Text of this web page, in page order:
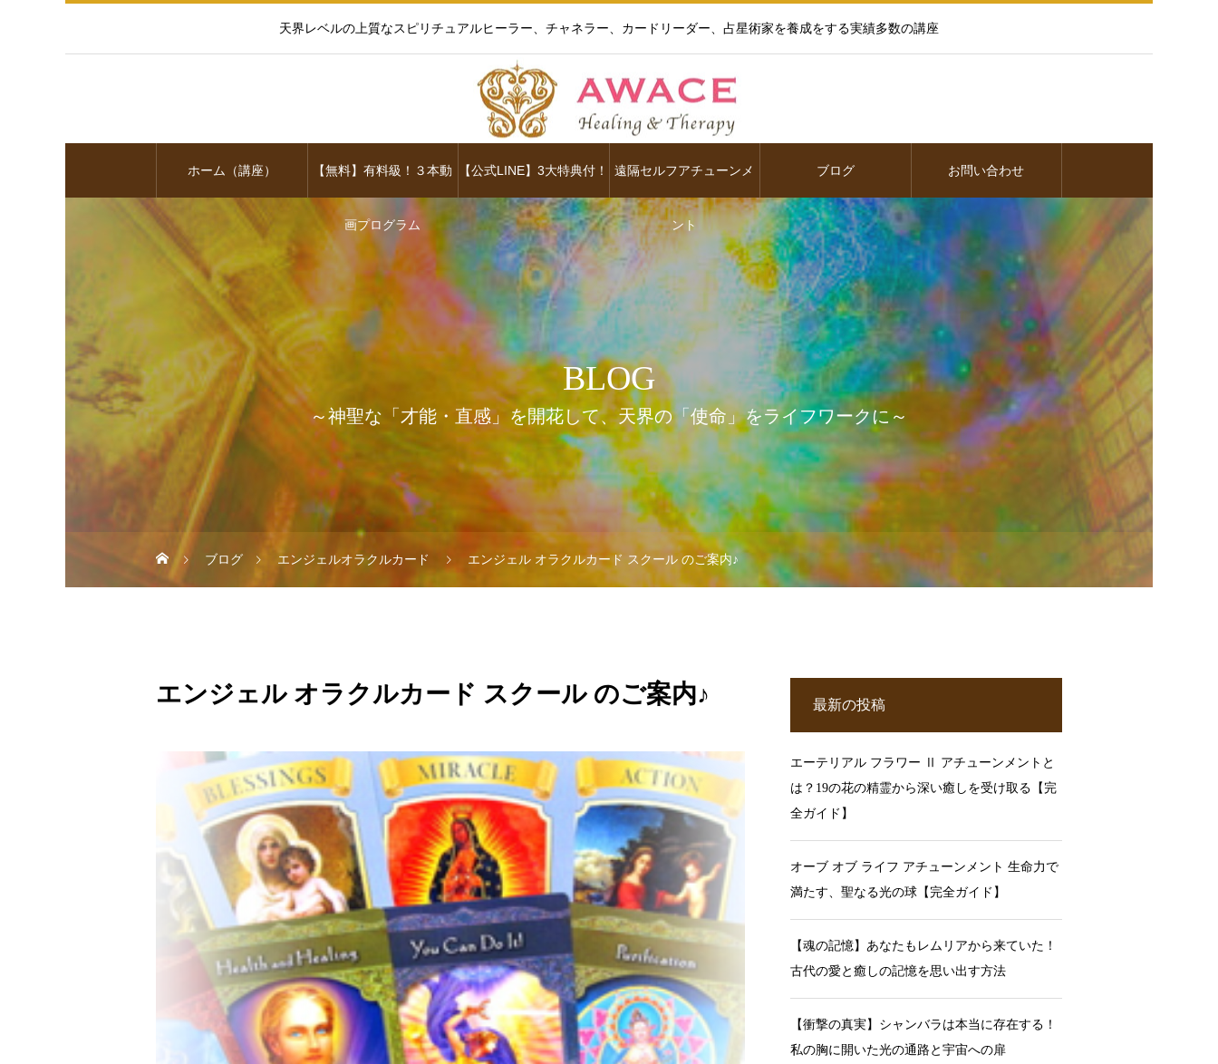
天界レベルの上質なスピリチュアルヒーラー、チャネラー、カードリーダー、占星術家を養成をする実績多数の講座
ホーム（講座） 【無料】有料級！３本動
画プログラム
【公式LINE】3大特典付！ 遠隔セルフアチューンメ
ント
ブログ お問い合わせ
BLOG
～神聖な「才能・直感」を開花して、天界の「使命」をライフワークに～
ブログ エンジェルオラクルカード エンジェル オラクルカード スクール のご案内♪
エンジェル オラクルカード スクール のご案内♪ 最新の投稿
エーテリアル フラワー Ⅱ アチューンメントと
は？19の花の精霊から深い癒しを受け取る【完
全ガイド】
オーブ オブ ライフ アチューンメント 生命力で
満たす、聖なる光の球【完全ガイド】
【魂の記憶】あなたもレムリアから来ていた！
古代の愛と癒しの記憶を思い出す方法
【衝撃の真実】シャンバラは本当に存在する！
私の胸に開いた光の通路と宇宙への扉